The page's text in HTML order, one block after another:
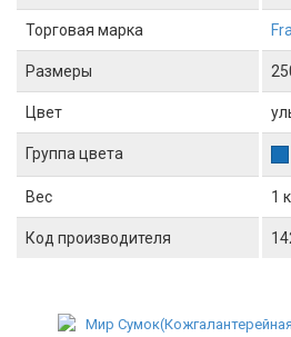
Торговая марка
Размеры
Цвет
Группа цвета
Вес 1
Код производителя